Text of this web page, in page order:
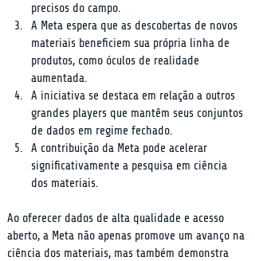
precisos do campo.
A Meta espera que as descobertas de novos
materiais beneficiem sua própria linha de
produtos, como óculos de realidade
aumentada.
A iniciativa se destaca em relação a outros
grandes players que mantêm seus conjuntos
de dados em regime fechado.
A contribuição da Meta pode acelerar
significativamente a pesquisa em ciência
dos materiais.
Ao oferecer dados de alta qualidade e acesso
aberto, a Meta não apenas promove um avanço na
ciência dos materiais, mas também demonstra